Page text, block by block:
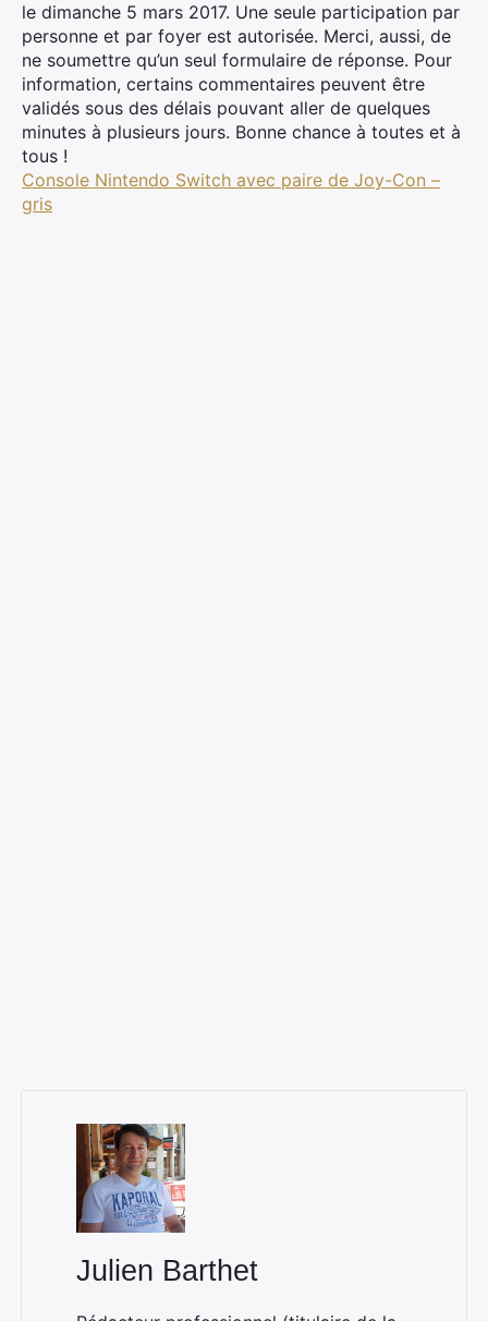
le dimanche 5 mars 2017. Une seule participation par
personne et par foyer est autorisée. Merci, aussi, de
ne soumettre qu’un seul formulaire de réponse. Pour
information, certains commentaires peuvent être
validés sous des délais pouvant aller de quelques
minutes à plusieurs jours. Bonne chance à toutes et à
tous !
Console Nintendo Switch avec paire de Joy-Con –
gris
Julien Barthet